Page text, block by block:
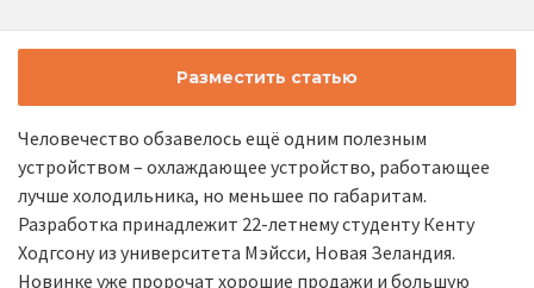
Разместить статью
Человечество обзавелось ещё одним полезным
устройством – охлаждающее устройство, работающее
лучше холодильника, но меньшее по габаритам.
Разработка принадлежит 22-летнему студенту Кенту
Ходгсону из университета Мэйсси, Новая Зеландия.
Новинке уже пророчат хорошие продажи и большую